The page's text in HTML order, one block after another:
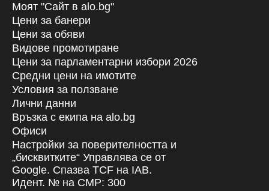
Моят "Сайт в alo.bg"
Цени за банери
Цени за обяви
Видове промотиране
Цени за парламентарни избори 2026
Средни цени на имотите
Условия за ползване
Лични данни
Връзка с екипa на alo.bg
Офиси
Настройки за поверителността и
„бисквитките“ Управлява се от
Google. Спазва TCF на IAB.
Идент. № на CMP: 300